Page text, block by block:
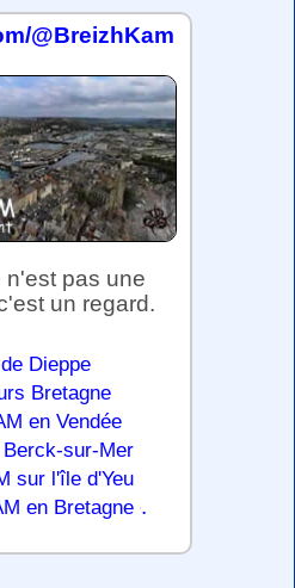
@BreizhKam
n'est pas une
un regard.
Dieppe
Bretagne
en Vendée
sur-Mer
sur l'île d'Yeu
en Bretagne .